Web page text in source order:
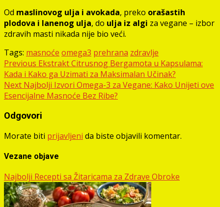
Od maslinovog ulja i avokada, preko orašastih
plodova i lanenog ulja, do ulja iz algi za vegane – izbor
zdravih masti nikada nije bio veći.
Tags: masnoće omega3 prehrana zdravlje
Post
navigation
Previous Ekstrakt Citrusnog Bergamota u Kapsulama:
Kada i Kako ga Uzimati za Maksimalan Učinak?
Next Najbolji Izvori Omega-3 za Vegane: Kako Unijeti ove
Esencijalne Masnoće Bez Ribe?
Odgovori
Morate biti prijavljeni da biste objavili komentar.
Vezane objave
Najbolji Recepti sa Žitaricama za Zdrave Obroke